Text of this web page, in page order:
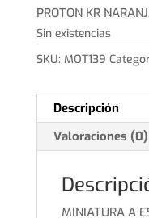
era:
PROTON KR
Sin existencias
SKU: MOT139
Descripción
Valoraciones (0)
MINIATURA A